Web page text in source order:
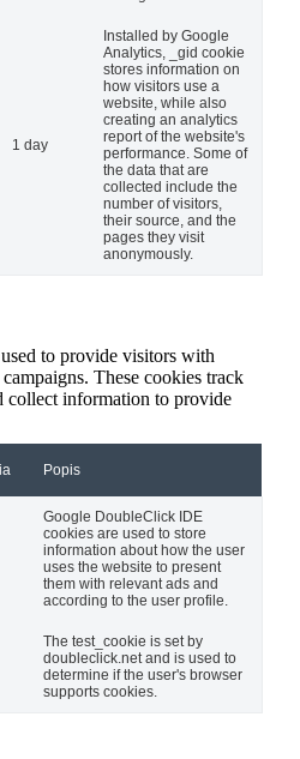
1 day
Installed by Google
Analytics, _gid cookie
stores information on
how visitors use a
website, while also
creating an analytics
report of the website's
performance. Some of
the data that are
collected include the
number of visitors,
their source, and the
pages they visit
anonymously.
to provide visitors with
These cookies track
collect information to provide
Popis
Google DoubleClick IDE
cookies are used to store
information about how the user
uses the website to present
them with relevant ads and
according to the user profile.
The test_cookie is set by
doubleclick.net and is used to
determine if the user's browser
supports cookies.